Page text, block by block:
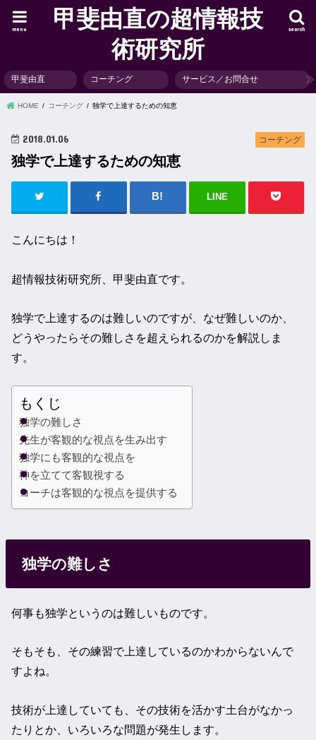
甲斐由直の超情報技
術研究所
search
menu
甲斐由直 コーチング サービス／お問合せ
HOME コーチング 独学で上達するための知恵
コーチング
2018.01.06
独学で上達するための知恵
LINE
こんにちは！
超情報技術研究所、甲斐由直です。
独学で上達するのは難しいのですが、なぜ難しいのか、
どうやったらその難しさを超えられるのかを解説しま
す。
もくじ
独学の難しさ
先生が客観的な視点を生み出す
独学にも客観的な視点を
神を立てて客観視する
コーチは客観的な視点を提供する
独学の難しさ
何事も独学というのは難しいものです。
そもそも、その練習で上達しているのかわからないんで
すよね。
技術が上達していても、その技術を活かす土台がなかっ
たりとか、いろいろな問題が発生します。